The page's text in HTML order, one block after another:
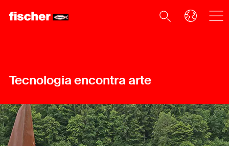
Tecnologia encontra arte